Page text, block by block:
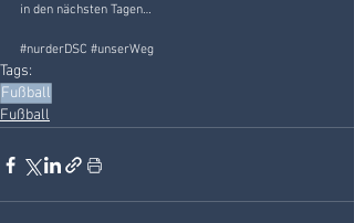
in den nächsten Tagen…
#nurderDSC #unserWeg
Tags:
Fußball
Fußball